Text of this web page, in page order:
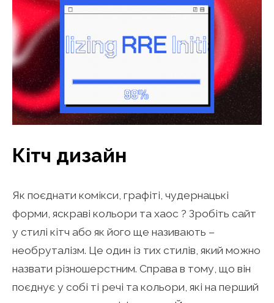
Кітч дизайн
Як поєднати комікси, графіті, чудернацькі
форми, яскраві кольори та хаос ? Зробіть сайт
у стилі кітч або як його ще називають –
необруталізм. Це один із тих стилів, який можно
назвати різношерстним. Справа в тому, що він
поєднує у собі ті речі та кольори, які на перший